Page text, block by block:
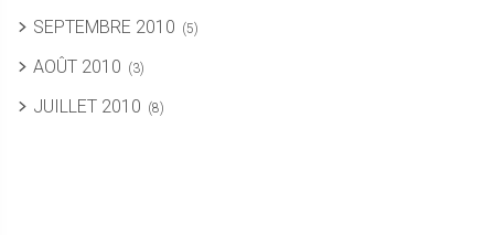
SEPTEMBRE 2010 (5)
AOÛT 2010 (3)
JUILLET 2010 (8)